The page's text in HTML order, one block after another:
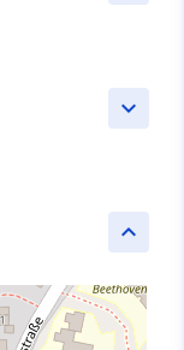
keyboard_arrow_down
keyboard_arrow_up